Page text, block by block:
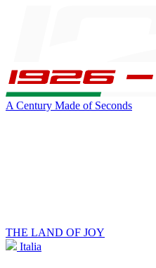
A Century Made of Seconds
THE LAND OF JOY
Italia